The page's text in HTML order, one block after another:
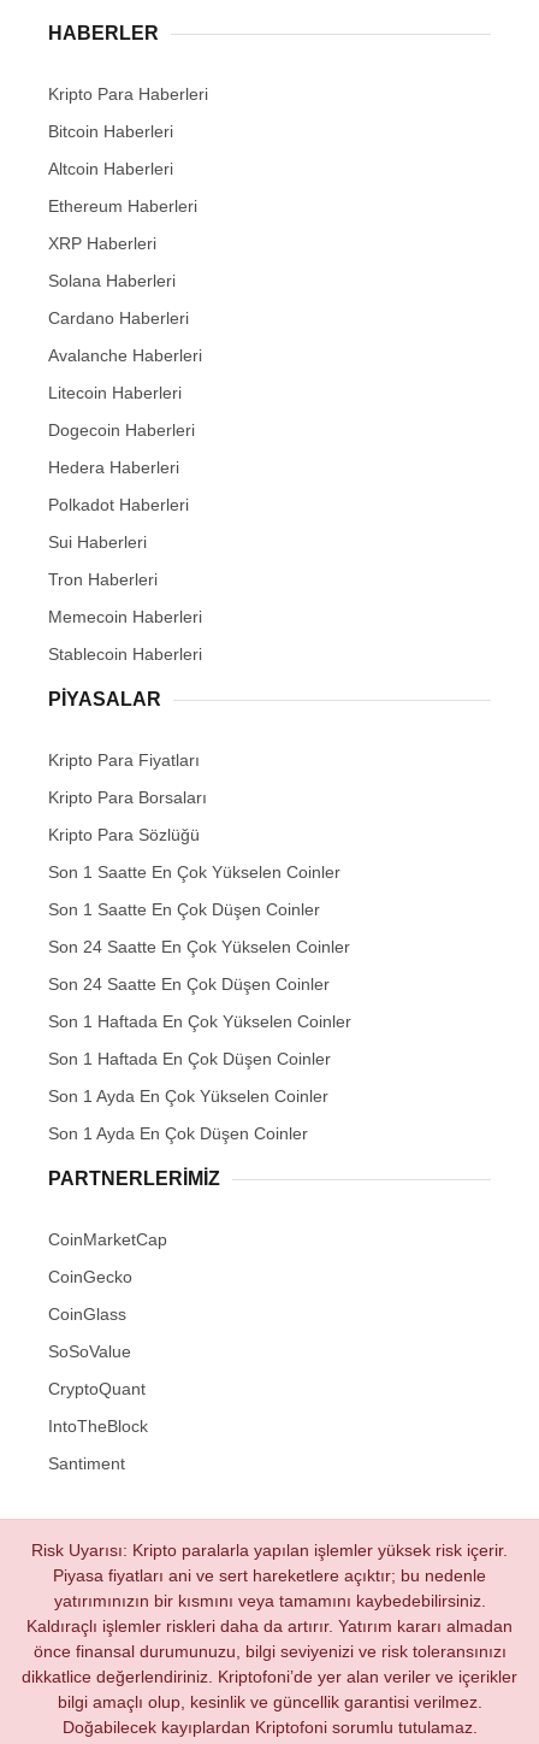
HABERLER
Kripto Para Haberleri
Bitcoin Haberleri
Altcoin Haberleri
Ethereum Haberleri
XRP Haberleri
Solana Haberleri
Cardano Haberleri
Avalanche Haberleri
Litecoin Haberleri
Dogecoin Haberleri
Hedera Haberleri
Polkadot Haberleri
Sui Haberleri
Tron Haberleri
Memecoin Haberleri
Stablecoin Haberleri
PIYASALAR
Kripto Para Fiyatları
Kripto Para Borsaları
Kripto Para Sözlüğü
Son 1 Saatte En Çok Yükselen Coinler
Son 1 Saatte En Çok Düşen Coinler
Son 24 Saatte En Çok Yükselen Coinler
Son 24 Saatte En Çok Düşen Coinler
Son 1 Haftada En Çok Yükselen Coinler
Son 1 Haftada En Çok Düşen Coinler
Son 1 Ayda En Çok Yükselen Coinler
Son 1 Ayda En Çok Düşen Coinler
PARTNERLERIMIZ
CoinMarketCap
CoinGecko
CoinGlass
SoSoValue
CryptoQuant
IntoTheBlock
Santiment
Risk Uyarısı: Kripto paralarla yapılan işlemler yüksek risk içerir.
Piyasa fiyatları ani ve sert hareketlere açıktır; bu nedenle
yatırımınızın bir kısmını veya tamamını kaybedebilirsiniz.
Kaldıraçlı işlemler riskleri daha da artırır. Yatırım kararı almadan
önce finansal durumunuzu, bilgi seviyenizi ve risk toleransınızı
dikkatlice değerlendiriniz. Kriptofoni’de yer alan veriler ve içerikler
bilgi amaçlı olup, kesinlik ve güncellik garantisi verilmez.
Doğabilecek kayıplardan Kriptofoni sorumlu tutulamaz.